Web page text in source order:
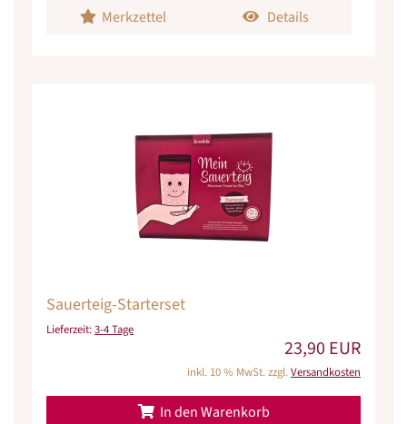
Merkzettel
Details
Sauerteig-Starterset
Lieferzeit:3-4 Tage
23,90 EUR
inkl. 10 % MwSt. zzgl.Versandkosten
In den Warenkorb